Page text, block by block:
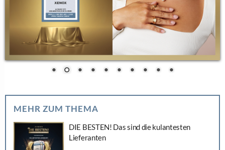
MEHR ZUM THEMA
DIE BESTEN! Das sind die kulantesten
Lieferanten